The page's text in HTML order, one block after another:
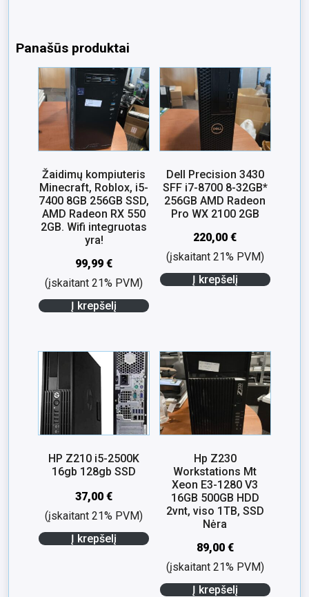
Panašūs produktai
Žaidimų kompiuteris
Minecraft, Roblox, i5-
7400 8GB 256GB SSD,
AMD Radeon RX 550
2GB. Wifi integruotas
yra!
99,99€
(įskaitant 21% PVM)
Į krepšelį
Dell Precision 3430
SFF i7-8700 8-32GB*
256GB AMD Radeon
Pro WX 2100 2GB
220,00€
(įskaitant 21% PVM)
Į krepšelį
HP Z210 i5-2500K
16gb 128gb SSD
37,00€
(įskaitant 21% PVM)
Į krepšelį
Hp Z230
Workstations Mt
Xeon E3-1280 V3
16GB 500GB HDD
2vnt, viso 1TB, SSD
Nėra
89,00 €
(įskaitant 21% PVM)
Į krepšelį